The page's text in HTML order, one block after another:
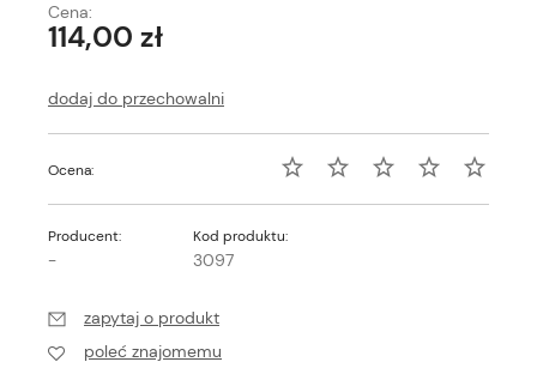
Cena:
114,00 zł
dodaj do przechowalni
Ocena:
Producent:
-
Kod produktu:
3097
zapytaj o produkt
poleć znajomemu